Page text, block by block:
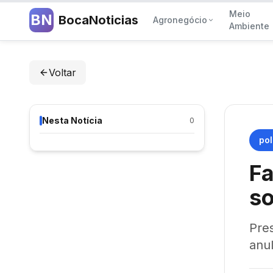
BN BocaNoticias Agronegócio
Meio
Ambiente
Voltar
Nesta Notícia 0